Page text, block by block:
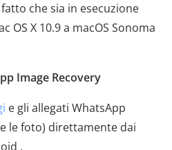
che sia in esecuzione
OS X 10.9 a macOS Sonoma
Image Recovery
e gli allegati WhatsApp
le foto) direttamente dai
.